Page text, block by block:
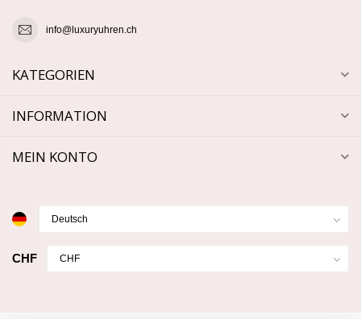
info@luxuryuhren.ch
KATEGORIEN
INFORMATION
MEIN KONTO
CHF